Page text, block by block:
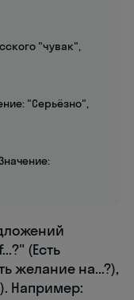
"чувак",
"Серьёзно",
(Есть
желание на...?),
Например: